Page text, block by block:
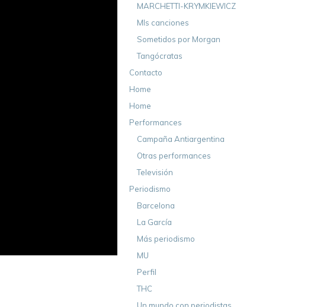
MARCHETTI-KRYMKIEWICZ
MIs canciones
Sometidos por Morgan
Tangócratas
Contacto
Home
Home
Performances
Campaña Antiargentina
Otras performances
Televisión
Periodismo
Barcelona
La García
Más periodismo
MU
Perfil
THC
Un mundo con periodistas